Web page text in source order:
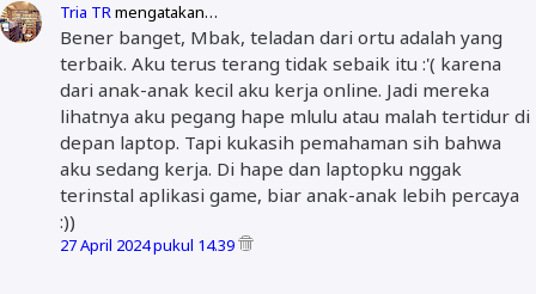
Tria TRmengatakan…
Bener banget, Mbak, teladan dari ortu adalah yang
terbaik. Aku terus terang tidak sebaik itu :'( karena
dari anak-anak kecil aku kerja online. Jadi mereka
lihatnya aku pegang hape mlulu atau malah tertidur di
depan laptop. Tapi kukasih pemahaman sih bahwa
aku sedang kerja. Di hape dan laptopku nggak
terinstal aplikasi game, biar anak-anak lebih percaya
:))
27 April 2024 pukul 14.39